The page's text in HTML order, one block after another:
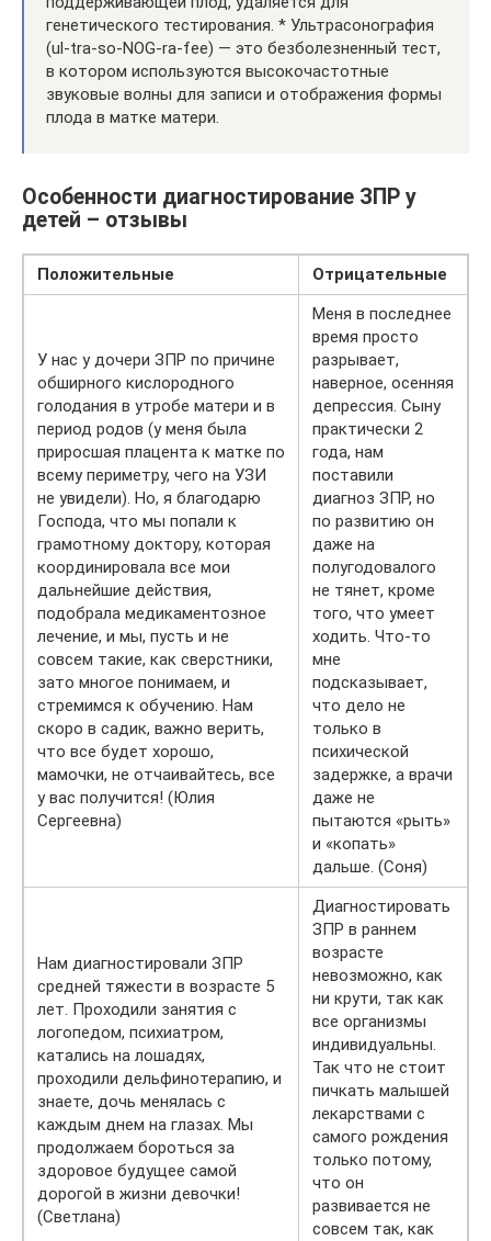
генетического тестирования. * Ультрасонография
(ul-tra-so-NOG-ra-fee) — это безболезненный тест,
в котором используются высокочастотные
звуковые волны для записи и отображения формы
плода в матке матери.
Особенности диагностирование ЗПР у
детей – отзывы
Положительные Отрицательные
У нас у дочери ЗПР по причине
обширного кислородного
голодания в утробе матери и в
период родов (у меня была
приросшая плацента к матке по
всему периметру, чего на УЗИ
не увидели). Но, я благодарю
Господа, что мы попали к
грамотному доктору, которая
координировала все мои
дальнейшие действия,
подобрала медикаментозное
лечение, и мы, пусть и не
совсем такие, как сверстники,
зато многое понимаем, и
стремимся к обучению. Нам
скоро в садик, важно верить,
что все будет хорошо,
мамочки, не отчаивайтесь, все
у вас получится! (Юлия
Сергеевна)
Меня в последнее
время просто
разрывает,
наверное, осенняя
депрессия. Сыну
практически 2
года, нам
поставили
диагноз ЗПР, но
по развитию он
даже на
полугодовалого
не тянет, кроме
того, что умеет
ходить. Что-то
мне
подсказывает,
что дело не
только в
психической
задержке, а врачи
даже не
пытаются «рыть»
и «копать»
дальше. (Соня)
Нам диагностировали ЗПР
средней тяжести в возрасте 5
лет. Проходили занятия с
логопедом, психиатром,
катались на лошадях,
проходили дельфинотерапию, и
знаете, дочь менялась с
каждым днем на глазах. Мы
продолжаем бороться за
здоровое будущее самой
дорогой в жизни девочки!
(Светлана)
Диагностировать
ЗПР в раннем
возрасте
невозможно, как
ни крути, так как
все организмы
индивидуальны.
Так что не стоит
пичкать малышей
лекарствами с
самого рождения
только потому,
что он
развивается не
совсем так, как